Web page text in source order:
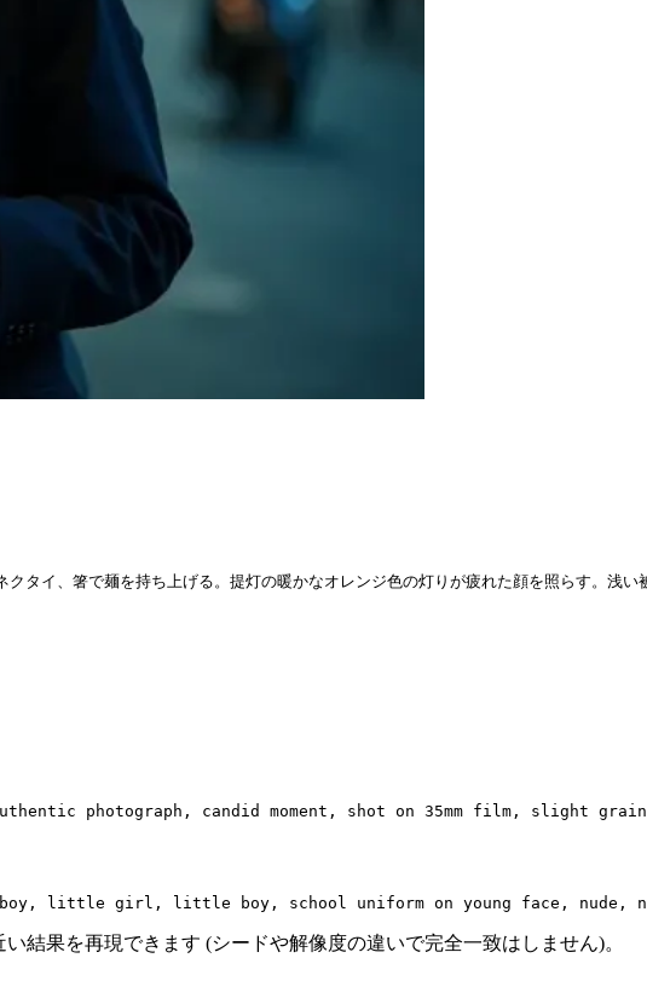
タイ、箸で麺を持ち上げる。提灯の暖かなオレンジ色の灯りが疲れた顔を照らす
photograph, candid moment, shot on 35mm film, slight
little girl, little boy, school uniform on young face, nude,
い結果を再現できます (シードや解像度の違いで完全一致はしません)。